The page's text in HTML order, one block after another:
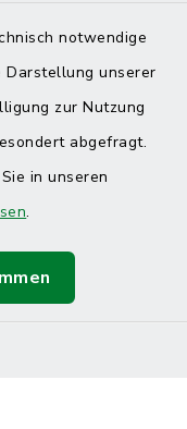
notwendige
Darstellung unserer
zur Nutzung
abgefragt.
in unseren
.